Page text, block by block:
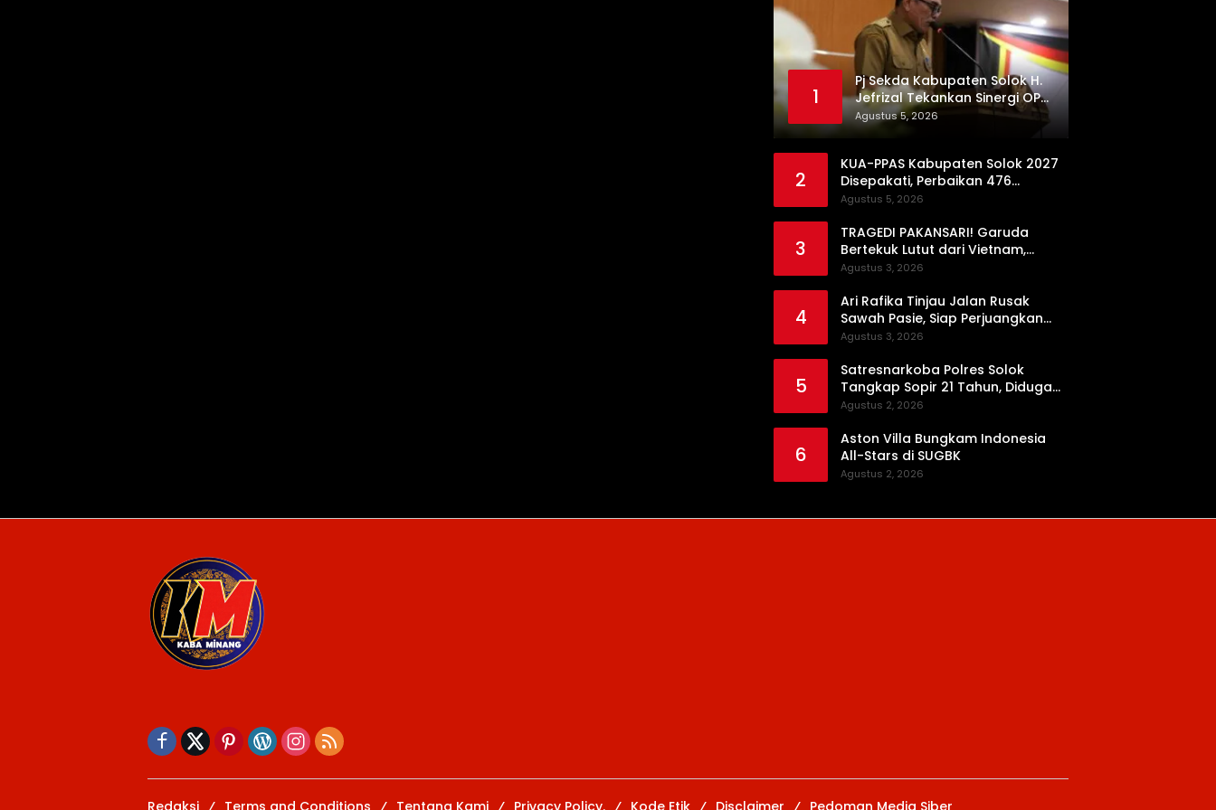
1
Pj Sekda Kabupaten Solok H.
Jefrizal Tekankan Sinergi OPD
demi Percepatan
Pembangunan Daerah
Agustus 5, 2026
2
KUA-PPAS Kabupaten Solok 2027
Disepakati, Perbaikan 476
Kilometer Jalan Rusak Jadi
Agustus 5, 2026
3
TRAGEDI PAKANSARI! Garuda
Bertekuk Lutut dari Vietnam,
Langkah ke Semifinal Kini di Ujung
Agustus 3, 2026
4
Ari Rafika Tinjau Jalan Rusak
Sawah Pasie, Siap Perjuangkan
Perbaikannya di DPRD
Agustus 3, 2026
5
Satresnarkoba Polres Solok
Tangkap Sopir 21 Tahun, Diduga
Kuasai Satu Paket Sabu di Kubung
Agustus 2, 2026
6
Aston Villa Bungkam Indonesia
All-Stars di SUGBK
Agustus 2, 2026